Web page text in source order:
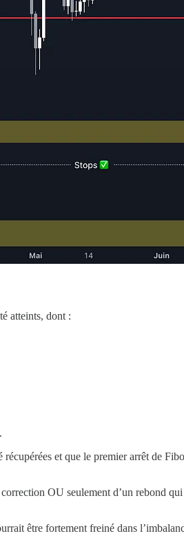
atteints, dont :
et que le premier arrêt de
OU seulement d’un rebond
être fortement freiné dans